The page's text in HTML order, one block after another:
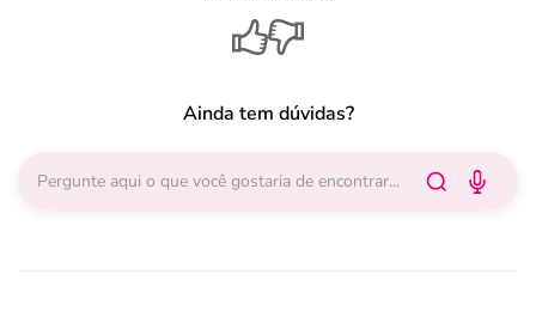
Ainda tem dúvidas?